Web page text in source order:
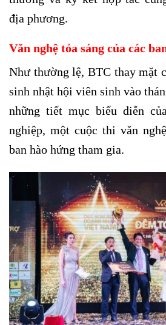
địa phương.
Văn nghệ tỏa sáng của các
Như thường lệ, BTC thay mặt
sinh nhật hội viên sinh vào
những tiết mục biểu diễn
nghiệp, một cuộc thi văn
ban hào hứng tham gia.